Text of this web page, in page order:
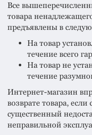
Все
товара
предъявлены в
На товар
течение всего
На товар не
течение
Интернет-магазин
возврате товара,
существенный
неправильной